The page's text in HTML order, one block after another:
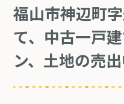
福山市神辺町
て、中古一戸
ン、土地の売